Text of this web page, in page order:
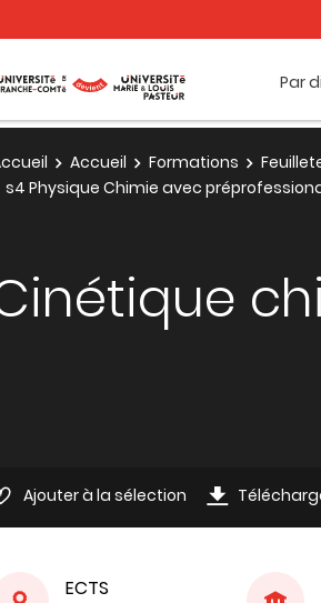
Par
Accueil Formations
s4 Physique Chimie avec
Ajouter à la sélection
ECTS